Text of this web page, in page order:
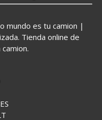
mundo es tu camion |
Tienda online de